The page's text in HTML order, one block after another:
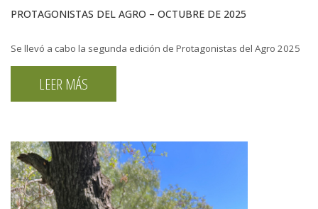
PROTAGONISTAS DEL AGRO – OCTUBRE DE 2025
Se llevó a cabo la segunda edición de Protagonistas del Agro 2025
LEER MÁS